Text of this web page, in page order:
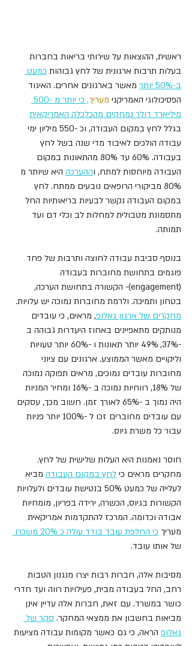
ראשית, ההוצאות על שירותי בריאות בחברות
בעלות תרבות ארגונית של לחץ גבוהות כמעט
ב-50% יותר
מאשר בארגונים אחרים. האיגוד
הפסיכולוגי האמריקני מעריך
מיליארד דולר נמחקים מהכלכלה האמריקאית
בגלל לחץ במקום העבודה, וכ -550 מיליון ימי
עבודה הולכים לאיבוד מדי שנה בשל לחץ
בעבודה. 60% עד 80% מהתאונות במקום
העבודה מיוחסות למתח, וההערכה היא שיותר מ
80% מביקורי הרופאים נובעים ממתח. לחץ
במקום העבודה נקשר לבעיות בריאותיות החל
מתסמונת מטבולית למחלות לב וכלי דם ועד
תמותה.
בנוסף סביבת עבודה לחוצה ותרבות של פחד
פוגמים בתחושת מחוברות בעבודה
(engagement)- הקשורה בתחושת הערכה,
בטחון ותמיכה. ולרמת מחוברות נמוכה יש עלויות.
מחקרים של ארגון גאלופ, מראים, כי עובדים
מנותקים מתאפיינים באחוז היעדרות גבוהה ב
-37%, 49% יותר תאונות ו -60% יותר טעויות
וליקויים מאשר הממוצע. ארגונים עם ציוני
מחוברות עובדים נמוכים, מראים תפוקה נמוכה
של 18%, רווחיות נמוכה ב -16% ומחיר המניות
היה נמוך ב -65% לאורך זמן. חשוב מכך, עסקים
עם עובדים מחוברים זכו ל -100% יותר פניות
עבור כל משרת גיוס.
חוסר נאמנות היא העלות שלישית של לחץ.
מחקרים מראים כי לחץ במקום העבודה מביא
לעלייה של כמעט 50% בנטישת עובדים ולעלויות
הקשורות בגיוס, הכשרה, ירידה בפריון, מומחיות
אבודה וכדומה. המרכז להתקדמות אמריקאית
מעריך כי החלפת עובד בודד עולה כ 20% משכרו
של אותו עובד.
מסיבות אלה, חברות רבות יצרו מנגנון הטבות
רחב, החל בעבודה מבית, פעילויות רווה ועד חדרי
כושר במשרד. עם זאת, חברות אלה עדיין אינן
מביאות בחשבון את ממצאי המחקר. סקר של
גאלופ הראה, כי גם כאשר מקומות עבודה מציעות